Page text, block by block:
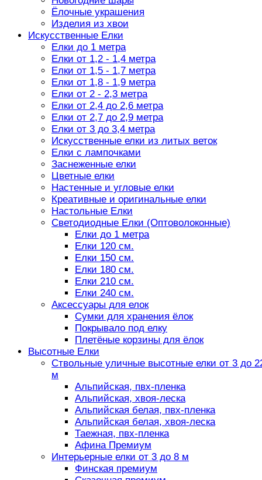
Ёлочные украшения
Изделия из хвои
Искусственные Елки
Елки до 1 метра
Елки от 1,2 - 1,4 метра
Елки от 1,5 - 1,7 метра
Елки от 1,8 - 1,9 метра
Елки от 2 - 2,3 метра
Елки от 2,4 до 2,6 метра
Елки от 2,7 до 2,9 метра
Елки от 3 до 3,4 метра
Искусственные елки из литых веток
Елки с лампочками
Заснеженные елки
Цветные елки
Настенные и угловые елки
Креативные и оригинальные елки
Настольные Елки
Светодиодные Елки (Оптоволоконные)
Елки до 1 метра
Елки 120 см.
Елки 150 см.
Елки 180 см.
Елки 210 см.
Елки 240 см.
Аксессуары для елок
Сумки для хранения ёлок
Покрывало под елку
Плетёные корзины для ёлок
Высотные Елки
Ствольные уличные высотные елки от 3 до
м
Альпийская, пвх-пленка
Альпийская, хвоя-леска
Альпийская белая, пвх-пленка
Альпийская белая, хвоя-леска
Таежная, пвх-пленка
Афина Премиум
Интерьерные елки от 3 до 8 м
Финская премиум